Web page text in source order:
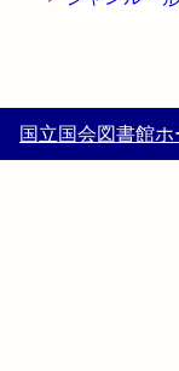
国立国会図書館ホ